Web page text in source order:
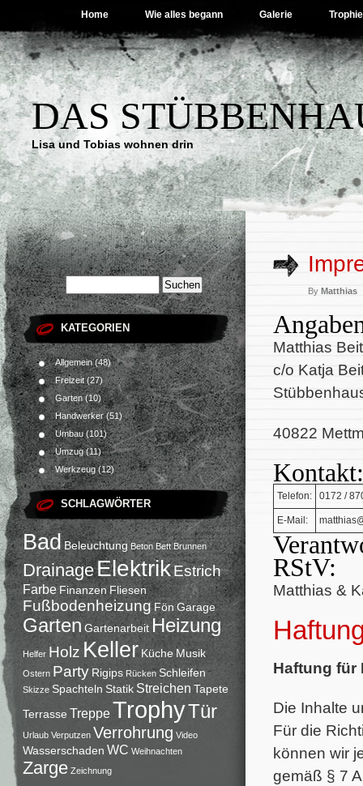
Home Wie alles begann Galerie
DAS
Lisa und Tobias wohnen drin
KATEGORIEN
Allgemein(48)
Freizeit (27)
Garten(10)
Handwerker(51)
Umbau(101)
Umzug(11)
Werkzeug(12)
SCHLAGWÖRTER
BadBeleuchtung Beton Bett Brunnen
DrainageElektrikEstrich
Farbe FinanzenFliesen
Fußbodenheizung Fön Garage
Garten Gartenarbeit Heizung
Helfer Holz Keller Küche Musik
Ostern Party Rigips Rücken Schleifen
Skizze Spachteln StatikStreichen Tapete
Terrasse TreppeTrophyTür
Urlaub Verputzen Verrohrung Video
Wasserschaden WC Weihnachten
Zarge Zeichnung
By Matthias
Matthias
c/o Katja
40822
Kontakt:
Telefon: 0172 /
E-Mail:
RStV:
Matthias &
Haftung für
Die Inhalte
Für die
können wir
gemäß § 7